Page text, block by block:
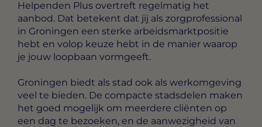
Helpenden Plus overtreft regelmatig het
aanbod. Dat betekent dat jij als zorgprofessional
in Groningen een sterke arbeidsmarktpositie
hebt en volop keuze hebt in de manier waarop
je jouw loopbaan vormgeeft.
Groningen biedt als stad ook als werkomgeving
veel te bieden. De compacte stadsdelen maken
het goed mogelijk om meerdere cliënten op
een dag te bezoeken, en de aanwezigheid van